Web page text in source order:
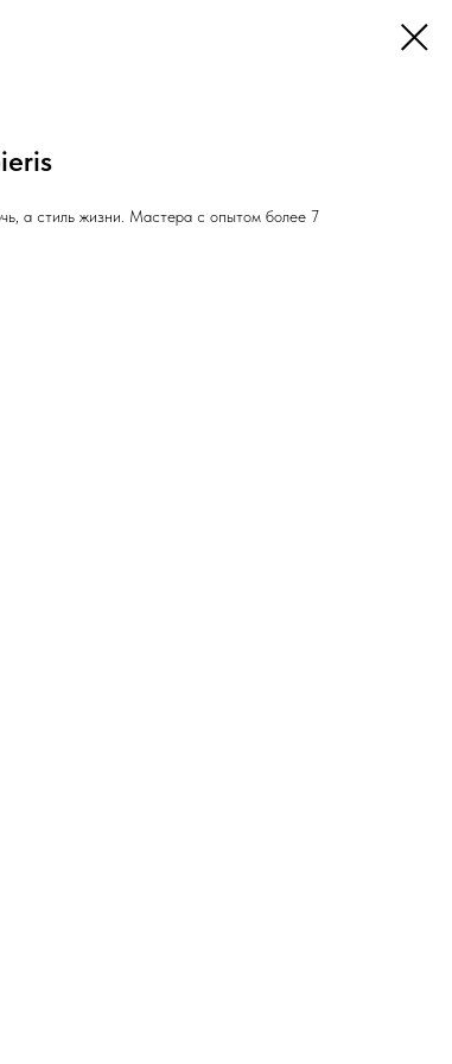
а стиль жизни. Мастера с опытом более 7